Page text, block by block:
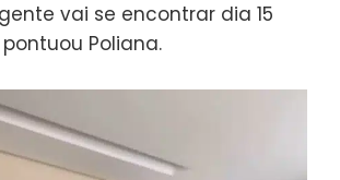
vai se encontrar dia 15
pontuou Poliana.